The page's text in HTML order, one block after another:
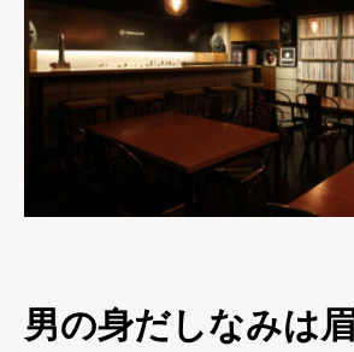
男の身だしなみは眉